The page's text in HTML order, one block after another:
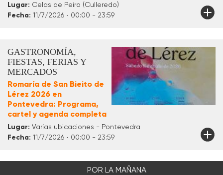
Lugar: Celas de Peiro (Culleredo)
Fecha: 11/7/2026 · 00:00 - 23:59
GASTRONOMÍA,
FIESTAS, FERIAS Y
MERCADOS
Romaría de San Bieito de
Lérez 2026 en
Pontevedra: Programa,
cartel y agenda completa
Lugar: Varías ubicaciones - Pontevedra
Fecha: 11/7/2026 · 00:00 - 23:59
POR LA MAÑANA